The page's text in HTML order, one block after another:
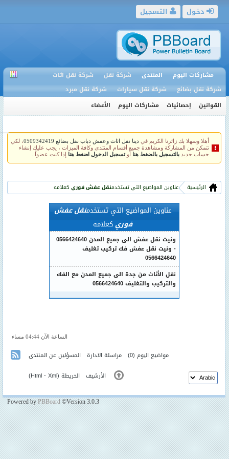
التسجيل دخول
مشاركات اليوم المنتدى شركة نقل
شركة نقل اثاث
شركة نقل بضائع
شركة نقل سيارات
شركة نقل مبرد
القوانين
إحصائيات مشاركات اليوم الأعضاء
أهلا وسهلا بك زائرنا الكريم فيدينا نقل اثاث وعفش دباب نقل بضائع 0509342419
، لكي
تتمكن من المشاركة ومشاهدة جميع أقسام المنتدى وكافة الميزات ، يجب عليك إنشاء
حساب جديدبالتسجيل بالضغط هنا أوتسجيل الدخول اضغط هنا إذا كنت عضواً .
الرئيسية عناوين المواضيع التي تستخدمنقل عفش فوري كعلامه
عناوين المواضيع التي تستخدمنقل عفش
فوريكعلامه
ونيت نقل عفش الى جميع المدن 0566424640
- ونيت نقل عفش فك تركيب تغليف
0566424640
نقل الأثاث من جدة الى جميع المدن مع الفك
والتركيب والتغليف 0566424640
الساعة الآن 04:44 مساء
المسؤلين عن المنتدى مراسلة الادارة مواضيع اليوم (0)
الخريطة (
Html-Xml
) الأرشيف
Powered byPBBoard©Version 3.0.3